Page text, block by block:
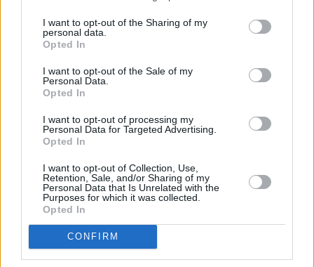
I want to opt-out of the Sharing of my
personal data.
Opted In
I want to opt-out of the Sale of my
Personal Data.
Opted In
I want to opt-out of processing my
Personal Data for Targeted Advertising.
Opted In
I want to opt-out of Collection, Use,
Retention, Sale, and/or Sharing of my
Personal Data that Is Unrelated with the
Purposes for which it was collected.
Opted In
CONFIRM
Vaniljesmørkrem:
Pisk romtemperert smør og vaniljepasta luftig (bruk også nå
en stor bolle, for det blir mye vaniljesmørkrem også
Pisk inn en pakke melis. Tilsett 1 dl melk og en pakke til med
melis og pisk kremen luftig. Tilsett 0,5 dl melk og den siste
pakken melis og pisk videre til en tykk og jevn smørkrem.